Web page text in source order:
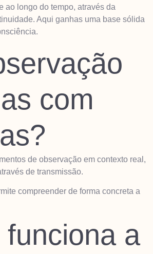
ao longo do tempo, através da
Aqui ganhas uma base sólida
com
de observação em contexto real,
de transmissão.
compreender de forma concreta a
funciona a